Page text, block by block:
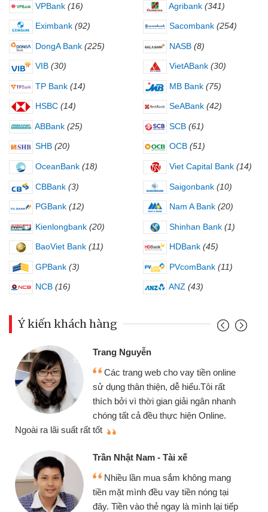
VPBank (16) Agribank (341)
Eximbank (92) Sacombank (254)
DongA Bank (225) NASB (8)
VIB (30) VietABank (30)
TP Bank (14) MB Bank (75)
HSBC (14) SeABank (42)
ABBank (25) SCB (61)
SHB (20) OCB (51)
OceanBank (18) Viet Capital Bank (14)
CBBank (3) Saigonbank (10)
PGBank (12) Nam A Bank (20)
Kienlongbank (20) Shinhan Bank (1)
BaoViet Bank (11) HDBank (45)
GPBank (3) PVcomBank (11)
NCB (16) ANZ (43)
Ý kiến khách hàng
Trang Nguyễn
Các trang web cho vay tiền online
sử dụng thân thiện, dễ hiểu.Tôi rất
thích bởi vì thời gian giải ngân nhanh
chóng tất cả đều thực hiện Online.
Ngoài ra lãi suất rất tốt
Trần Nhật Nam - Tài xế
Nhiều lần mua sắm không mang
tiền mặt mình đều vay tiền nóng tại
đây. Tiền vào thẻ ngay là mình lại tiếp